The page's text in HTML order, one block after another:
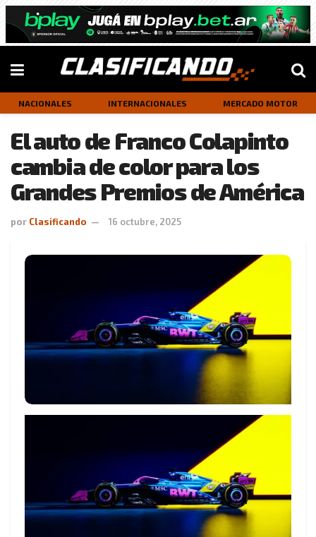
NACIONALES INTERNACIONALES MERCADO MOTOR
El auto de Franco Colapinto
cambia de color para los
Grandes Premios de América
por Clasificando 16 octubre, 2025